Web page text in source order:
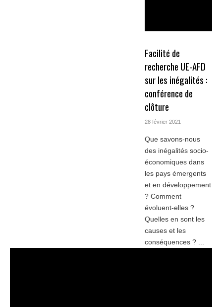
Facilité de
recherche UE-AFD
sur les inégalités :
conférence de
clôture
28 février 2021
Que savons-nous
des inégalités socio-
économiques dans
les pays émergents
et en développement
? Comment
évoluent-elles ?
Quelles en sont les
causes et les
conséquences ? ...